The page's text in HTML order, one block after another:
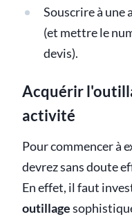
Souscrire à une
(et mettre le
devis).
Acquérir
activité
Pour commencer à
devrez sans doute
En effet, il faut
outillage